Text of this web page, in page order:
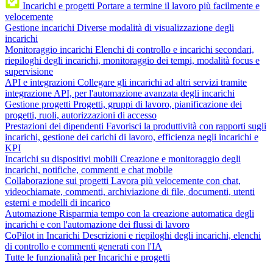
Incarichi e progetti Portare a termine il lavoro più facilmente e
velocemente
Gestione incarichi Diverse modalità di visualizzazione degli
incarichi
Monitoraggio incarichi Elenchi di controllo e incarichi secondari,
riepiloghi degli incarichi, monitoraggio dei tempi, modalità focus e
supervisione
API e integrazioni Collegare gli incarichi ad altri servizi tramite
integrazione API, per l'automazione avanzata degli incarichi
Gestione progetti Progetti, gruppi di lavoro, pianificazione dei
progetti, ruoli, autorizzazioni di accesso
Prestazioni dei dipendenti Favorisci la produttività con rapporti sugli
incarichi, gestione dei carichi di lavoro, efficienza negli incarichi e
KPI
Incarichi su dispositivi mobili Creazione e monitoraggio degli
incarichi, notifiche, commenti e chat mobile
Collaborazione sui progetti Lavora più velocemente con chat,
videochiamate, commenti, archiviazione di file, documenti, utenti
esterni e modelli di incarico
Automazione Risparmia tempo con la creazione automatica degli
incarichi e con l'automazione dei flussi di lavoro
CoPilot in Incarichi Descrizioni e riepiloghi degli incarichi, elenchi
di controllo e commenti generati con l'IA
Tutte le funzionalità per Incarichi e progetti